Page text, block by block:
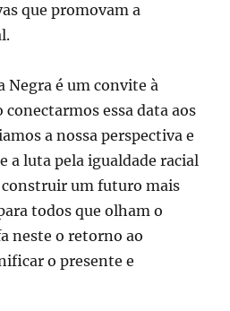
que promovam a
Negra é um convite à
conectarmos essa data aos
a nossa perspectiva e
a luta pela igualdade racial
um futuro mais
todos que olham o
neste o retorno ao
o presente e